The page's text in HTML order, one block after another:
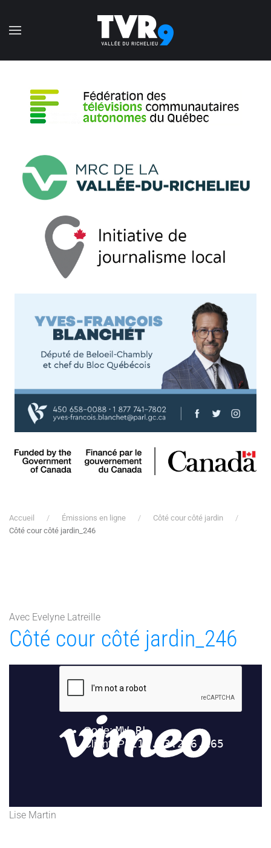
Accéder au contenu principal
Accueil Émissions en ligne
Côté cour côté jardin
Côté cour côté jardin_246
Avec Evelyne Latreille
Côté cour côté jardin_246
Lise Martin